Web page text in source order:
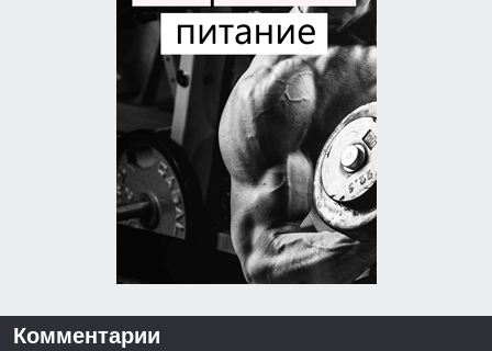
Комментарии